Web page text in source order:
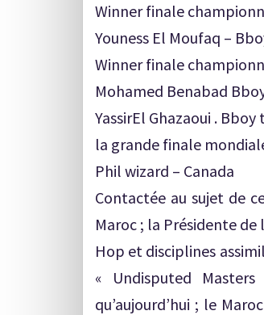
Winner finale
Youness El Moufaq –
Winner finale
Mohamed Benabad
YassirEl Ghazaoui .
la grande finale
Phil wizard – Canada
Contactée au sujet de
Maroc ; la Présidente
Hop et disciplines
« Undisputed
qu’aujourd’hui ; le